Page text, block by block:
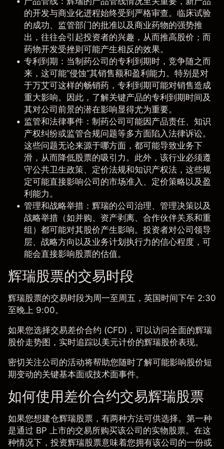
的开发与商业化进程始终受到严格审查。临床试验
的成功、监管部门的批准以及商业药物的强势推
出，往往会引起投资者的兴趣，从而推高股价；而
药物开发受挫则可能产生相反的效果。
专利到期 ：当制药公司的专利到期时，竞争随之而
来，这可能“侵蚀”其销售额和盈利能力。特别是对
于万艾可这样的畅销药，专利到期可能对销售造成
重大影响。因此，了解关键产品的专利到期时间及
其对公司前景的潜在影响显得尤为重要。
监管和法律事件 ：制药公司可能因产品责任、知识
产权纠纷或监管合规问题等多方面陷入法律诉讼。
这些问题无论来源于哪方面，都可能导致业务下
滑，从而降低股票的吸引力。此外，该行业必须遵
守公共卫生政策、定价法规和知识产权法，这些规
定可能直接影响公司的市场准入、定价策略以及盈
利能力。
管理和战略举措 ：辉瑞的公司治理、管理决策以及
战略举措（如并购、资产剥离、合作伙伴关系和重
组）都可能对其股价产生影响。投资者对公司领导
层、战略方向以及业务计划执行力的信心程度，可
能会直接影响股票的估值。
辉瑞股票的交易时段
辉瑞股票的交易时段为周一至周五，英国时间下午 2:30
至晚上 9:00。
如果您选择交易差价合约 (CFD) ，可以访问全面的辉瑞
股价走势图 ，实时追踪以美元计价的辉瑞股价表现。
密切关注公司的活动将帮助您随时了解可能影响股价短
期变动的关键基本面或技术面事件。
如何使用差价合约交易辉瑞股票
如果您想建仓辉瑞股票，有两种方法可供选择。第一种
是通过 BP 上市的交易所购买该公司的实物股票。在这
种情况下，投资辉瑞股票意味着您拥有该公司的一份或